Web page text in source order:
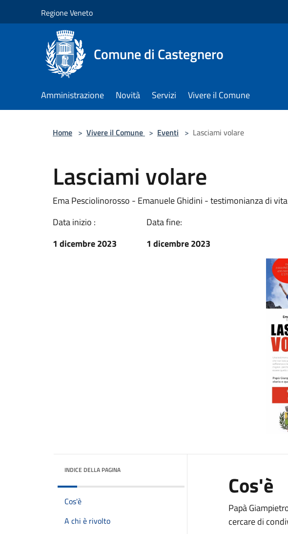
Regione Veneto
Comune di Castegnero
Amministrazione Novità Servizi Vivere il Comune
Home > Vivere il Comune > Eventi > Lasciami volare
Lasciami volare
Ema Pesciolinorosso - Emanuele Ghidini - testimonianza di vita
Data inizio :
1 dicembre 2023
Data fine:
1 dicembre 2023
INDICE DELLA PAGINA
Cos'è
A chi è rivolto
Cos'è
Papà
cercare di